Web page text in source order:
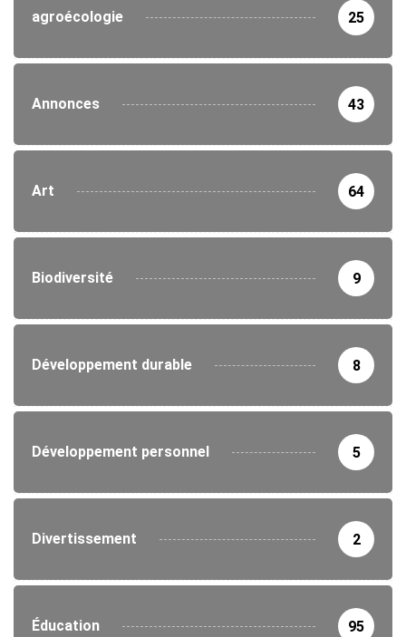
agroécologie 25
Annonces 43
Art 64
Biodiversité 9
Développement durable 8
Développement personnel 5
Divertissement 2
Éducation 95